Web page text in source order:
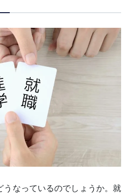
うなっているのでしょうか。就